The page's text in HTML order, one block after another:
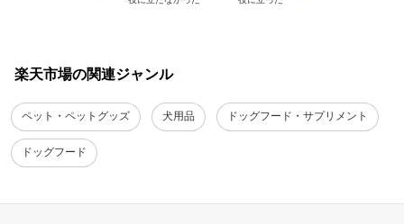
楽天市場の関連ジャンル
ペット・ペットグッズ 犬用品 ドッグフード・サプリメント
ドッグフード